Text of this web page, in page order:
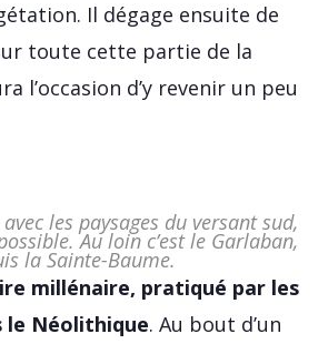
Il dégage ensuite de
toute cette partie de la
l’occasion d’y revenir un peu
les paysages du versant sud,
Au loin c’est le Garlaban,
la Sainte-Baume.
millénaire, pratiqué par les
le Néolithique. Au bout d’un